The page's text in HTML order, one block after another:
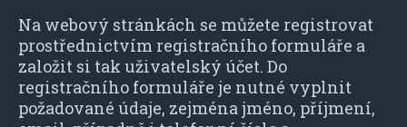
Na webový stránkách se můžete registrovat
prostřednictvím registračního formuláře a
založit si tak uživatelský účet. Do
registračního formuláře je nutné vyplnit
požadované údaje, zejména jméno, příjmení,